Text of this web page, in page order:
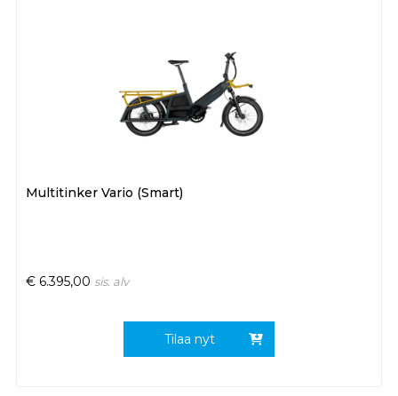
Multitinker Vario (Smart)
€ 6.395,00 sis. alv
Tilaa nyt